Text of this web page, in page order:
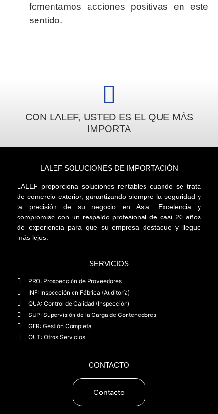
fomentamos acciones positivas en este
sentido.
CON LALEF, USTED ES EL QUE MÁS
IMPORTA
LALEF SOLUCIONES DE IMPORTACIÓN
LALEF proporciona soluciones rentables cuando se trata
de comercio exterior, garantizando siempre la seguridad y
la precisión de su negocio en Asia. Excelencia y
compromiso con un respaldo profesional de casi 20 años
de experiencia para que su empresa destaque y llegue
más lejos.
SERVICIOS
PRO: Prospección de Proveedores
INF: Inspección en Fábrica (Auditoría)
QUA: Control de Calidad (Inspección)
SUP: Supervisión de la Carga de Contenedores
GER: Gestión Completa
OUT: Otros Servicios
CONTACTO
Contacto